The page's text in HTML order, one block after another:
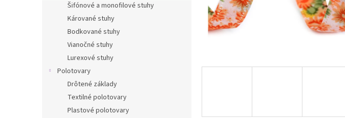
Šifónové a monofilové stuhy
Kárované stuhy
Bodkované stuhy
Vianočné stuhy
Lurexové stuhy
Polotovary
Drôtené základy
Textilné polotovary
Plastové polotovary